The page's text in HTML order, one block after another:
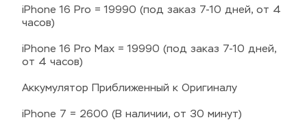
iPhone 16 Pro = 19990 (под заказ 7-10 дней, от 4
часов)
iPhone 16 Pro Max = 19990 (под заказ 7-10 дней,
от 4 часов)
Аккумулятор Приближенный к Оригиналу
iPhone 7 = 2600 (В наличии, от 30 минут)